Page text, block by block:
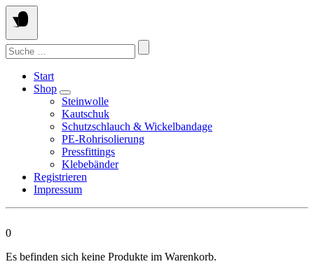
Springen
Sie
zum
Inhalt
Suchen
nach:
Start
Shop
Steinwolle
Kautschuk
Schutzschlauch & Wickelbandage
PE-Rohrisolierung
Pressfittings
Klebebänder
Registrieren
Impressum
0
Es befinden sich keine Produkte im Warenkorb.